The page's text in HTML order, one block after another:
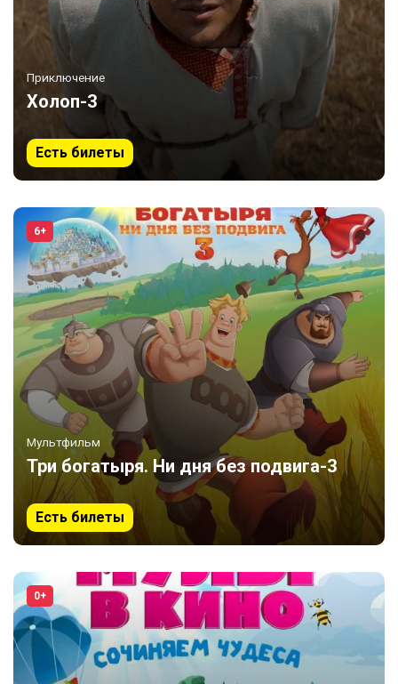
Приключение
Холоп-3
Есть билеты
6+
Мультфильм
Три богатыря. Ни дня без подвига-3
Есть билеты
0+